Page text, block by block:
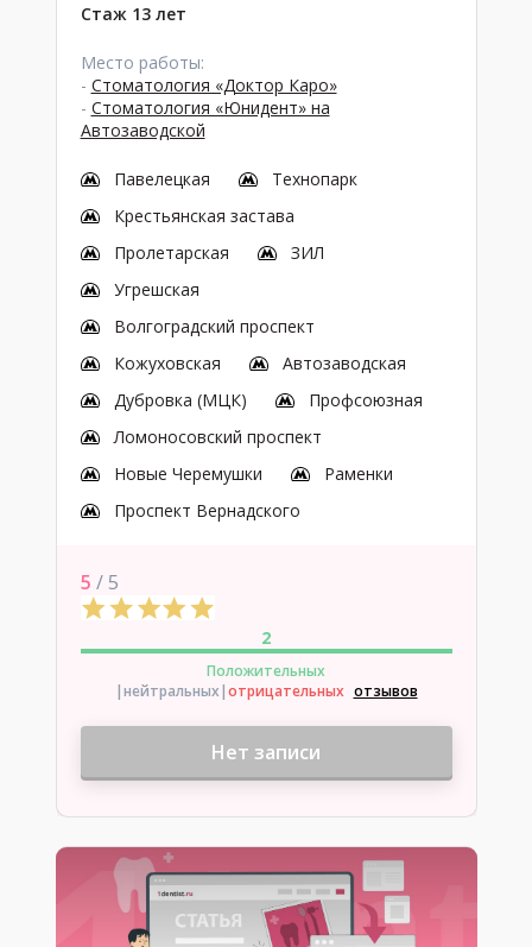
Стаж 13 лет
Место работы:
- Стоматология «Доктор Каро»
- Стоматология «Юнидент» на
Автозаводской
Павелецкая
Технопарк
Крестьянская застава
Пролетарская
ЗИЛ
Угрешская
Волгоградский проспект
Кожуховская
Автозаводская
Дубровка (МЦК)
Профсоюзная
Ломоносовский проспект
Новые Черемушки
Раменки
Проспект Вернадского
5 / 5
2
Положительных
|нейтральных|отрицательных отзывов
Нет записи